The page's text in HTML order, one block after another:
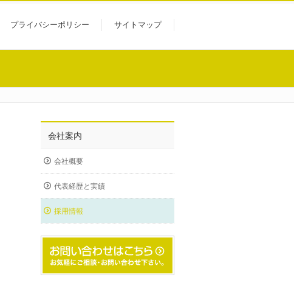
プライバシーポリシー サイトマップ
会社案内
会社概要
代表経歴と実績
採用情報